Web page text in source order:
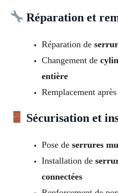
Réparation et
Réparation de
Changement de
entière
Remplacement après
Sécurisation et
Pose de serrures
Installation de
connectées